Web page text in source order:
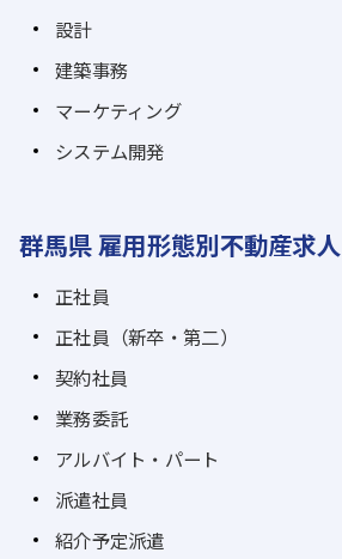
設計
建築事務
マーケティング
システム開発
群馬県 雇用形態別不動産求人
正社員
正社員（新卒・第二）
契約社員
業務委託
アルバイト・パート
派遣社員
紹介予定派遣